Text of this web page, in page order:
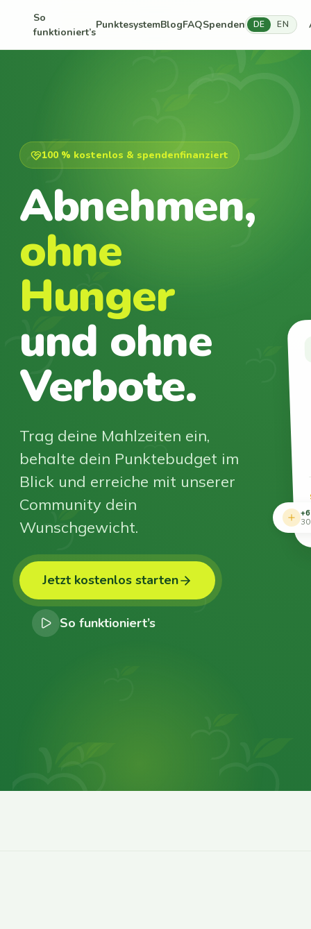
So
funktioniert’s
PunktesystemBlogFAQSpenden DE EN
100 % kostenlos & spendenfinanziert
Abnehmen,
ohne
Hunger
und ohne
Verbote.
Trag deine Mahlzeiten ein,
behalte dein Punktebudget im
Blick und erreiche mit unserer
Community dein
Wunschgewicht.
Jetzt kostenlos starten
So funktioniert’s